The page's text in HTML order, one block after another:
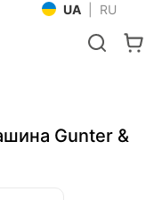
UA RU
Gunter &